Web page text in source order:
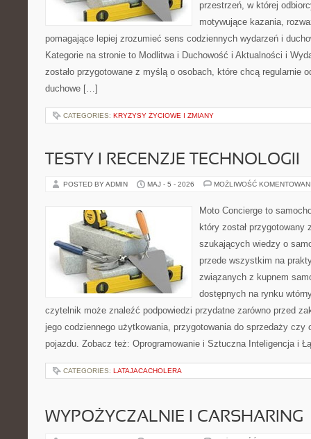
przestrzeń, w której
motywujące kazania,
pomagające lepiej zrozumieć sens codziennych wydarzeń i
Kategorie na stronie to Modlitwa i Duchowość i Aktualności i
zostało przygotowane z myślą o osobach, które chcą regularnie
duchowe […]
CATEGORIES: KRYZYSY ŻYCIOWE I ZMIANY
TESTY I RECENZJE TECHNOLOGII
POSTED BY ADMIN MAJ - 5 - 2026 MOŻLIWOŚĆ
Moto Concierge to
który został przygotowany
szukających wiedzy o
przede wszystkim na
związanych z kupnem
dostępnych na rynku
czytelnik może znaleźć podpowiedzi przydatne zarówno przed
jego codziennego użytkowania, przygotowania do sprzedaży czy
pojazdu. Zobacz też: Oprogramowanie i Sztuczna Inteligencja i
CATEGORIES: LATAJACACHOLERA
WYPOŻYCZALNIE I CARSHARING